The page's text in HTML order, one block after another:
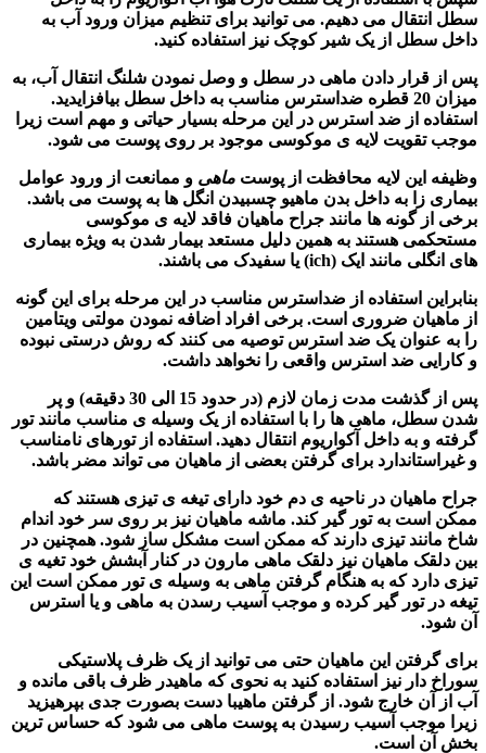
سطل انتقال می دهیم. می توانید برای تنظیم میزان ورود آب به
داخل سطل از یک شیر کوچک نیز استفاده کنید.
پس از قرار دادن ماهی در سطل و وصل نمودن شلنگ انتقال آب، به
میزان 20 قطره ضداسترس مناسب به داخل سطل بیافزایدید.
استفاده از ضد استرس در این مرحله بسیار حیاتی و مهم است زیرا
موجب تقویت لایه ی موکوسی موجود بر روی پوست می شود.
وظیفه این لایه محافظت از پوست ماهی و ممانعت از ورود عوامل
بیماری زا به داخل بدن ماهیو چسبیدن انگل ها به پوست می باشد.
برخی از گونه ها مانند جراح ماهیان فاقد لایه ی موکوسی
مستحکمی هستند به همین دلیل مستعد بیمار شدن به ویژه بیماری
های انگلی مانند ایک (ich) یا سفیدک می باشند.
بنابراین استفاده از ضداسترس مناسب در این مرحله برای این گونه
از ماهیان ضروری است. برخی افراد اضافه نمودن مولتی ویتامین
را به عنوان یک ضد استرس توصیه می کنند که روش درستی نبوده
و کارایی ضد استرس واقعی را نخواهد داشت.
پس از گذشت مدت زمان لازم (در حدود 15 الی 30 دقیقه) و پر
شدن سطل، ماهی ها را با استفاده از یک وسیله ی مناسب مانند تور
گرفته و به داخل آکواریوم انتقال دهید. استفاده از تورهای نامناسب
و غیراستاندارد برای گرفتن بعضی از ماهیان می تواند مضر باشد.
جراح ماهیان در ناحیه ی دم خود دارای تیغه ی تیزی هستند که
ممکن است به تور گیر کند. ماشه ماهیان نیز بر روی سر خود اندام
شاخ مانند تیزی دارند که ممکن است مشکل ساز شود. همچنین در
بین دلقک ماهیان نیز دلقک ماهی مارون در کنار آبشش خود تغیه ی
تیزی دارد که به هنگام گرفتن ماهی به وسیله ی تور ممکن است این
تیغه در تور گیر کرده و موجب آسیب رسدن به ماهی و یا استرس
آن شود.
برای گرفتن این ماهیان حتی می توانید از یک ظرف پلاستیکی
سوراخ دار نیز استفاده کنید به نحوی که ماهیدر ظرف باقی مانده و
آب از آن خارج شود. از گرفتن ماهیبا دست بصورت جدی بپرهیزید
زیرا موجب آسیب رسیدن به پوست ماهی می شود که حساس ترین
بخش آن است.